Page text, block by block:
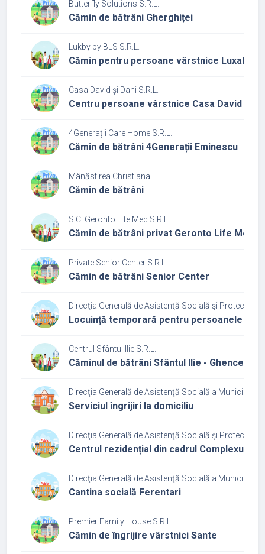
Butterfly Solutions S.R.L.
Cămin de bătrâni Gherghiței
Lukby by BLS S.R.L.
Cămin pentru persoane vârstnice Luxab
Casa David și Dani S.R.L.
Centru persoane vârstnice Casa David și
4Generații Care Home S.R.L.
Cămin de bătrâni 4Generații Eminescu
Mânăstirea Christiana
Cămin de bătrâni
S.C. Geronto Life Med S.R.L.
Cămin de bătrâni privat Geronto Life Med
Private Senior Center S.R.L.
Cămin de bătrâni Senior Center
Direcţia Generală de Asistenţă Socială şi Protecţia
Locuință temporară pentru persoanele
Centrul Sfântul Ilie S.R.L.
Căminul de bătrâni Sfântul Ilie - Ghencea
Direcţia Generală de Asistenţă Socială a Municipiului
Serviciul îngrijiri la domiciliu
Direcţia Generală de Asistenţă Socială şi Protecţia
Centrul rezidențial din cadrul Complexului
Direcţia Generală de Asistenţă Socială a Municipiului
Cantina socială Ferentari
Premier Family House S.R.L.
Cămin de îngrijire vârstnici Sante